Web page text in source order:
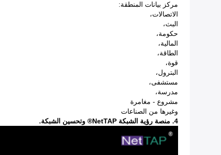
مركز بيانات المنطقة:
الاتصالات،
البث،
حكومة،
المالية،
الطاقة،
قوة،
البترول،
مستشفى،
مدرسة،
مشروع - مغامرة
وغيرها من الصناعات
4. منصة رؤية الشبكة NetTAP® وتحسين الشبكة.